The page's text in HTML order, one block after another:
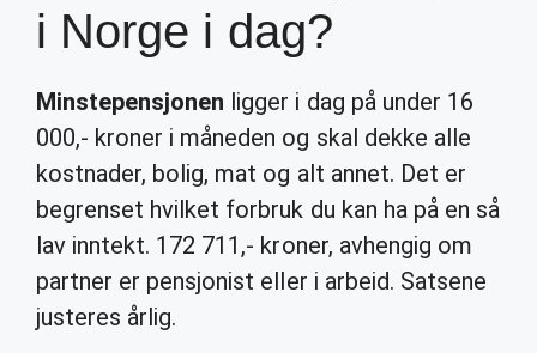
i Norge i dag?
Minstepensjonen ligger i dag på under 16
000,- kroner i måneden og skal dekke alle
kostnader, bolig, mat og alt annet. Det er
begrenset hvilket forbruk du kan ha på en så
lav inntekt. 172 711,- kroner, avhengig om
partner er pensjonist eller i arbeid. Satsene
justeres årlig.